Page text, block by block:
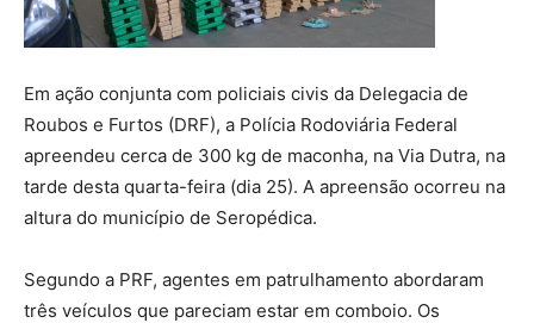
Em ação conjunta com policiais civis da Delegacia de
Roubos e Furtos (DRF), a Polícia Rodoviária Federal
apreendeu cerca de 300 kg de maconha, na Via Dutra, na
tarde desta quarta-feira (dia 25). A apreensão ocorreu na
altura do município de Seropédica.
Segundo a PRF, agentes em patrulhamento abordaram
três veículos que pareciam estar em comboio. Os